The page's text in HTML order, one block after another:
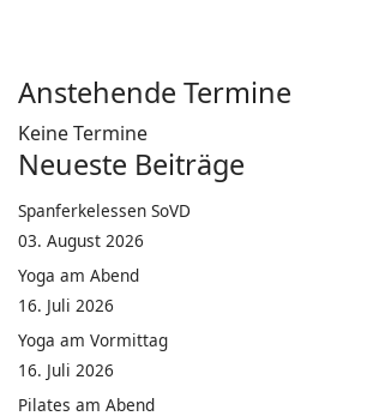
Anstehende Termine
Keine Termine
Neueste Beiträge
Spanferkelessen SoVD
03. August 2026
Yoga am Abend
16. Juli 2026
Yoga am Vormittag
16. Juli 2026
Pilates am Abend